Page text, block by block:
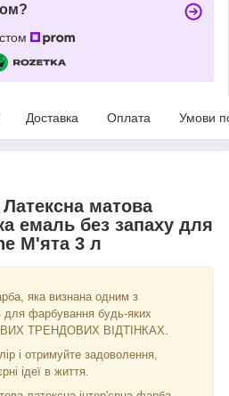
Доставка Оплата Умови
матова
емаль без запаху для
М'ята 3 л
яка визнана одним з
для фарбування будь-яких
ТРЕНДОВИХ ВІДТІНКАХ.
і отримуйте задоволення,
ідеї в життя.